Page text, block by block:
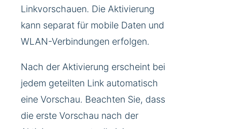
Linkvorschauen. Die Aktivierung
kann separat für mobile Daten und
WLAN-Verbindungen erfolgen.
Nach der Aktivierung erscheint bei
jedem geteilten Link automatisch
eine Vorschau. Beachten Sie, dass
die erste Vorschau nach der